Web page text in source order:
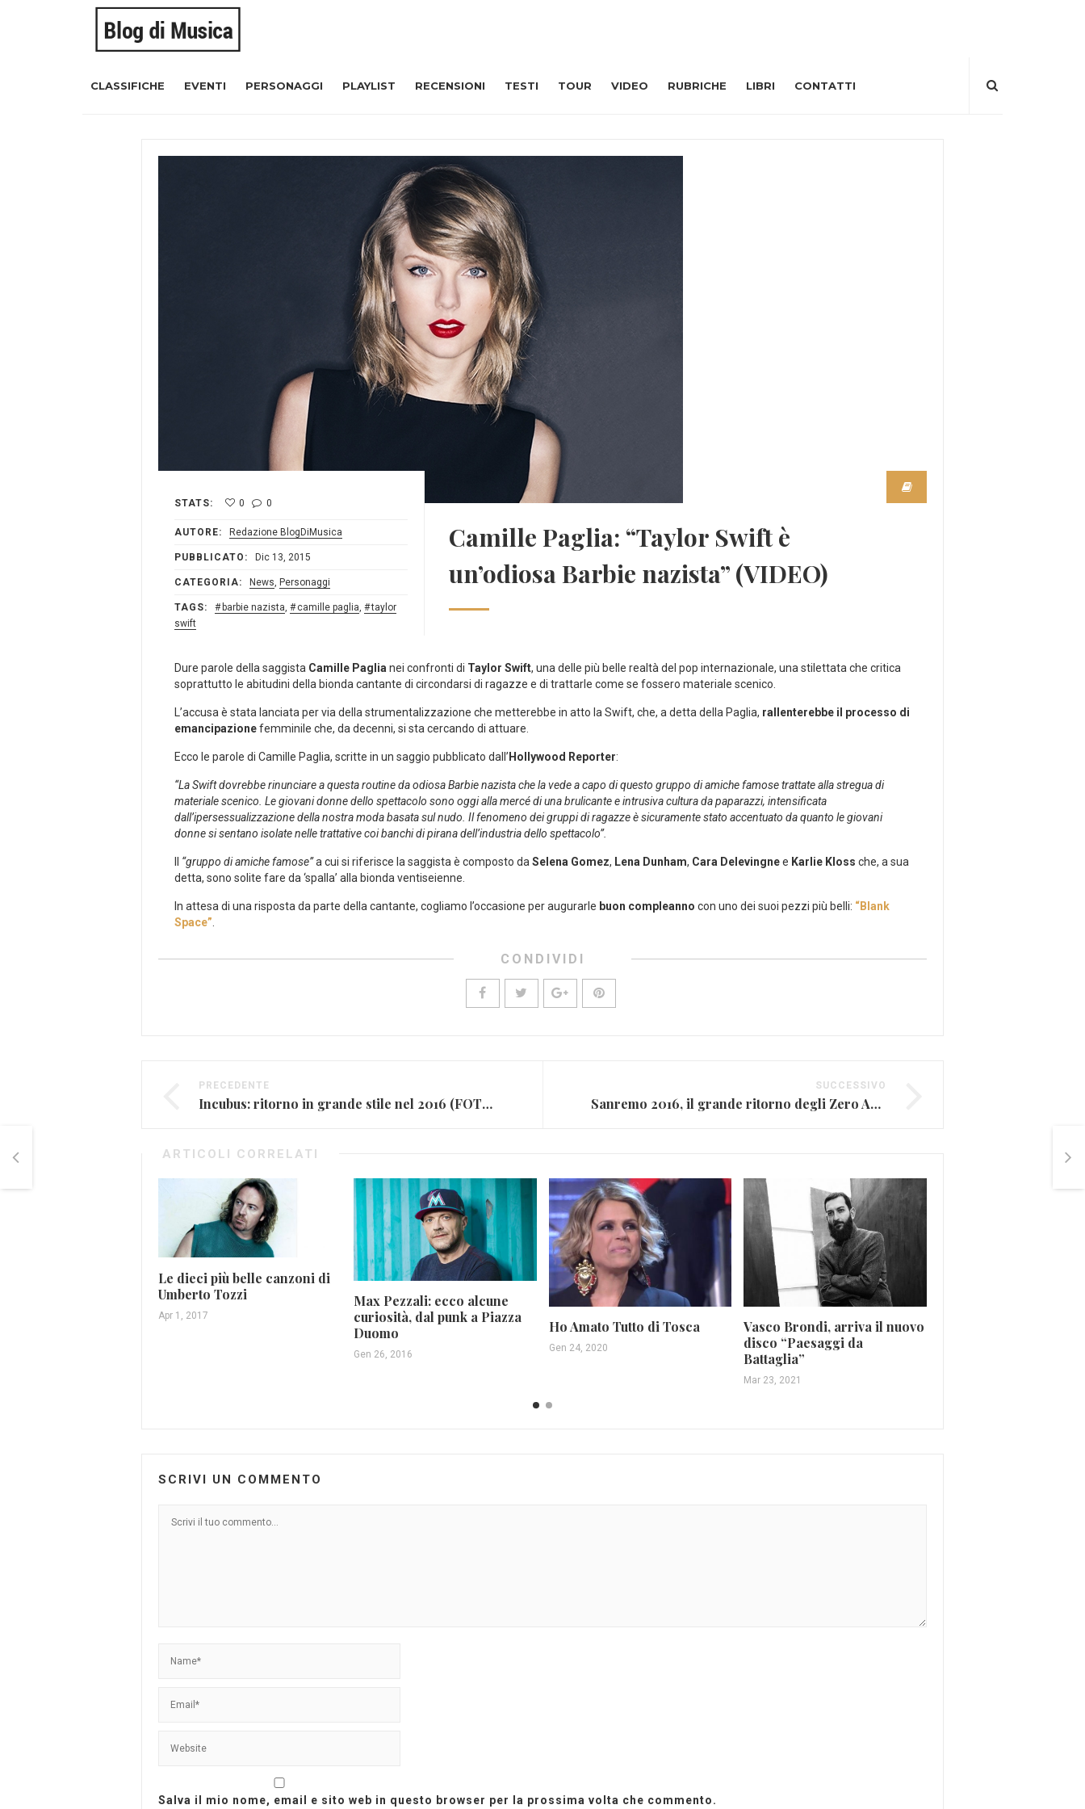
CLASSIFICHE EVENTI PERSONAGGI PLAYLIST RECENSIONI TESTI TOUR VIDEO RUBRICHE LIBRI CONTATTI
STATS: 0 0
AUTORE: Redazione BlogDiMusica
PUBBLICATO: Dic 13, 2015
CATEGORIA: News, Personaggi
TAGS: barbie nazista, camille paglia,
taylor
swift
Camille Paglia: “Taylor Swift è
un’odiosa Barbie nazista” (VIDEO)
Dure parole della saggista Camille Paglianei confronti di Taylor Swift, una delle più belle realtà del pop internazionale, una stilettata che critica
soprattutto le abitudini della bionda cantante di circondarsi di ragazze e di trattarle come se fossero materiale scenico.
L’accusa è stata lanciata per via della strumentalizzazione che metterebbe in atto la Swift, che, a detta della Paglia, rallenterebbe il processo di
emancipazionefemminile che, da decenni, si sta cercando di attuare.
Ecco le parole di Camille Paglia, scritte in un saggio pubblicato dall’ Hollywood Reporter:
“La Swift dovrebbe rinunciare a questa routine da odiosa Barbie nazista che la vede a capo di questo gruppo di amiche famose trattate alla stregua di
materiale scenico. Le giovani donne dello spettacolo sono oggi alla mercé di una brulicante e intrusiva cultura da paparazzi, intensificata
dall’ipersessualizzazione della nostra moda basata sul nudo. Il fenomeno dei gruppi di ragazze è sicuramente stato accentuato da quanto le giovani
donne si sentano isolate nelle trattative coi banchi di pirana dell’industria dello spettacolo”.
“gruppo di amiche famose”a cui si riferisce la saggista è composto daSelena Gomez, Lena Dunham, Cara Delevingnee Karlie Kloss che, a sua
detta, sono solite fare da ‘spalla’ alla bionda ventiseienne.
In attesa di una risposta da parte della cantante, cogliamo l’occasione per augurarle buon compleanno con uno dei suoi pezzi più belli: “Blank
Space”.
CONDIVIDI
PRECEDENTE
Incubus: ritorno in grande stile nel 2016 (FOTO)
SUCCESSIVO
Sanremo 2016, il grande ritorno degli Zero Assoluto
ARTICOLI CORRELATI
Le dieci più belle canzoni di
Umberto Tozzi
Apr 1, 2017
Max Pezzali: ecco alcune
curiosità, dal punk a Piazza
Duomo
Gen 26, 2016
Ho Amato Tutto di Tosca
Gen 24, 2020
Vasco Brondi, arriva il nuovo
disco “Paesaggi da
Battaglia”
Mar 23, 2021
SCRIVI UN COMMENTO
Salva il mio nome, email e sito web in questo browser per la prossima volta che commento.